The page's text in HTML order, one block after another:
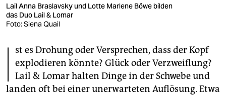
fragen & hilfe
unterstützen
abo
genossenschaft
epaper login
Lail Anna Braslavsky und Lotte Marlene Böwe bilden
das Duo Lail & Lomar
Foto: Siena Quail
I
st es Drohung oder Versprechen, dass der Kopf
explodieren könnte? Glück oder Verzweiflung?
Lail & Lomar halten Dinge in der Schwebe und
landen oft bei einer unerwarteten Auflösung. Etwa